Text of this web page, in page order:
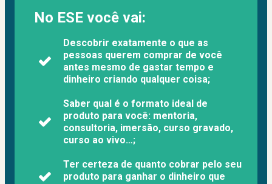
No ESE você vai:
Descobrir exatamente o que as
pessoas querem comprar de você
antes mesmo de gastar tempo e
dinheiro criando qualquer coisa;
Saber qual é o formato ideal de
produto para você: mentoria,
consultoria, imersão, curso gravado,
curso ao vivo…;
Ter certeza de quanto cobrar pelo seu
produto para ganhar o dinheiro que